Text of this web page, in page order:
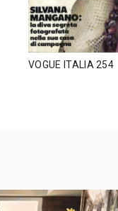
VOGUE ITALIA 254